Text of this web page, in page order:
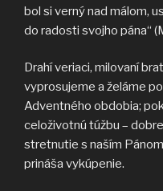
bol si verný nad málom,
do radosti svojho pána“
Drahí veriaci, milovaní
vyprosujeme a želáme
Adventného obdobia;
celoživotnú túžbu –
stretnutie s naším
prináša vykúpenie.